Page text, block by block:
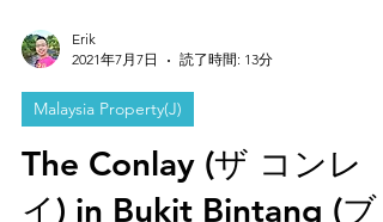
2021年7月7日
読了時間: 13分
Malaysia Property(J)